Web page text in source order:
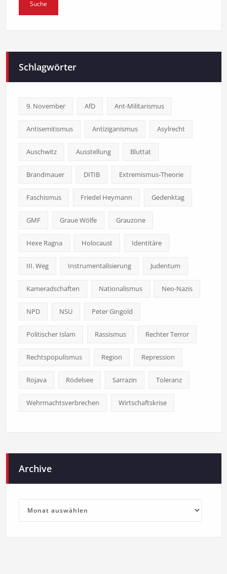
Schlagwörter
9. November AfD Ant-Militarismus
Antisemitismus Antiziganismus Asylrecht
Auschwitz Ausstellung Bluttat
Brandmauer DITIB Extremismus-Theorie
Faschismus Friedel Heymann Gedenktag
GMF Graue Wölfe Grauzone
Hexe Ragna Holocaust Identitäre
III. Weg Instrumentalisierung Judentum
Kameradschaften Nationalismus Neo-Nazis
NPD NSU Peter Gingold
Politischer Islam Rassismus Rechter Terror
Rechtspopulismus Region Repression
Rojava Rödelsee Sarrazin Toleranz
Wehrmachtsverbrechen Wirtschaftskrise
Archive